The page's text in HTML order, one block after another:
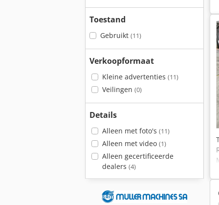
Toestand
Gebruikt (11)
Verkoopformaat
Kleine advertenties (11)
Veilingen (0)
Details
Alleen met foto's (11)
Alleen met video (1)
Alleen gecertificeerde
dealers (4)